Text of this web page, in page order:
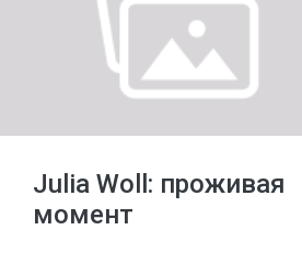
Julia Woll: проживая
момент